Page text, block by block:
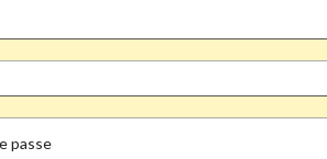
passe